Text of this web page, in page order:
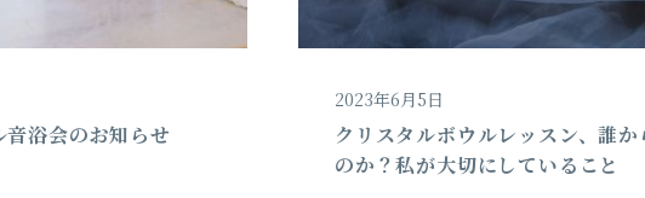
音浴会のお知らせ
2023年6月5日
クリスタルボウルレッスン、誰か
のか？私が大切にしていること